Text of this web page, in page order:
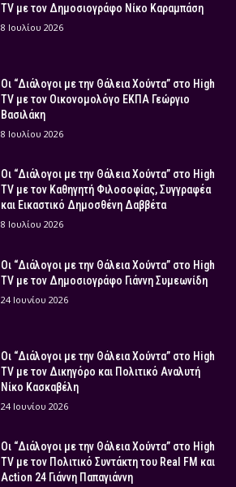
TV με τον Δημοσιογράφο Νίκο Καραμπάση
8 Ιουλίου 2026
Οι “Διάλογοι με την Θάλεια Χούντα” στο High
TV με τον Οικονομολόγο ΕΚΠΑ Γεώργιο
Βασιλάκη
8 Ιουλίου 2026
Οι “Διάλογοι με την Θάλεια Χούντα” στο High
TV με τον Καθηγητή Φιλοσοφίας, Συγγραφέα
και Εικαστικό Δημοσθένη Δαββέτα
8 Ιουλίου 2026
Οι “Διάλογοι με την Θάλεια Χούντα” στο High
TV με τον Δημοσιογράφο Γιάννη Συμεωνίδη
24 Ιουνίου 2026
Οι “Διάλογοι με την Θάλεια Χούντα” στο High
TV με τον Δικηγόρο και Πολιτικό Αναλυτή
Νίκο Κασκαβέλη
24 Ιουνίου 2026
Οι “Διάλογοι με την Θάλεια Χούντα” στο High
TV με τον Πολιτικό Συντάκτη του Real FM και
Action 24 Γιάννη Παπαγιάννη